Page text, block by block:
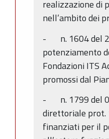
realizzazione di
nell’ambito dei
- n. 1604 del
potenziamento
Fondazioni ITS
promossi dal
- n. 1799 del
direttoriale prot.
finanziati per il